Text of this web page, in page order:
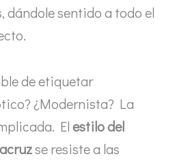
dándole sentido a todo el
de etiquetar
¿Modernista? La
Elestilo del
se resiste a las